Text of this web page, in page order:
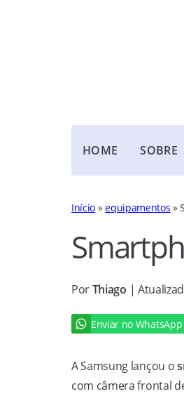
HOME SOBRE
Início »equipamentos »
PorThiago |
Enviar no WhatsApp
A Samsung lançou o
com câmera frontal